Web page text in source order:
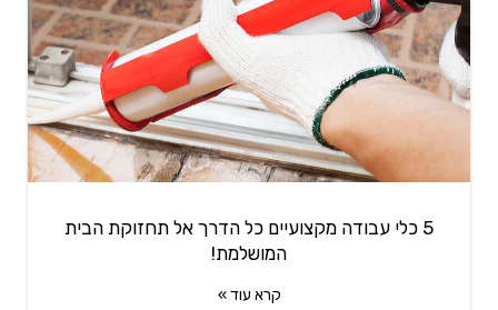
5 כלי עבודה מקצועיים כל הדרך אל תחזוקת הבית
המושלמת!
קרא עוד »